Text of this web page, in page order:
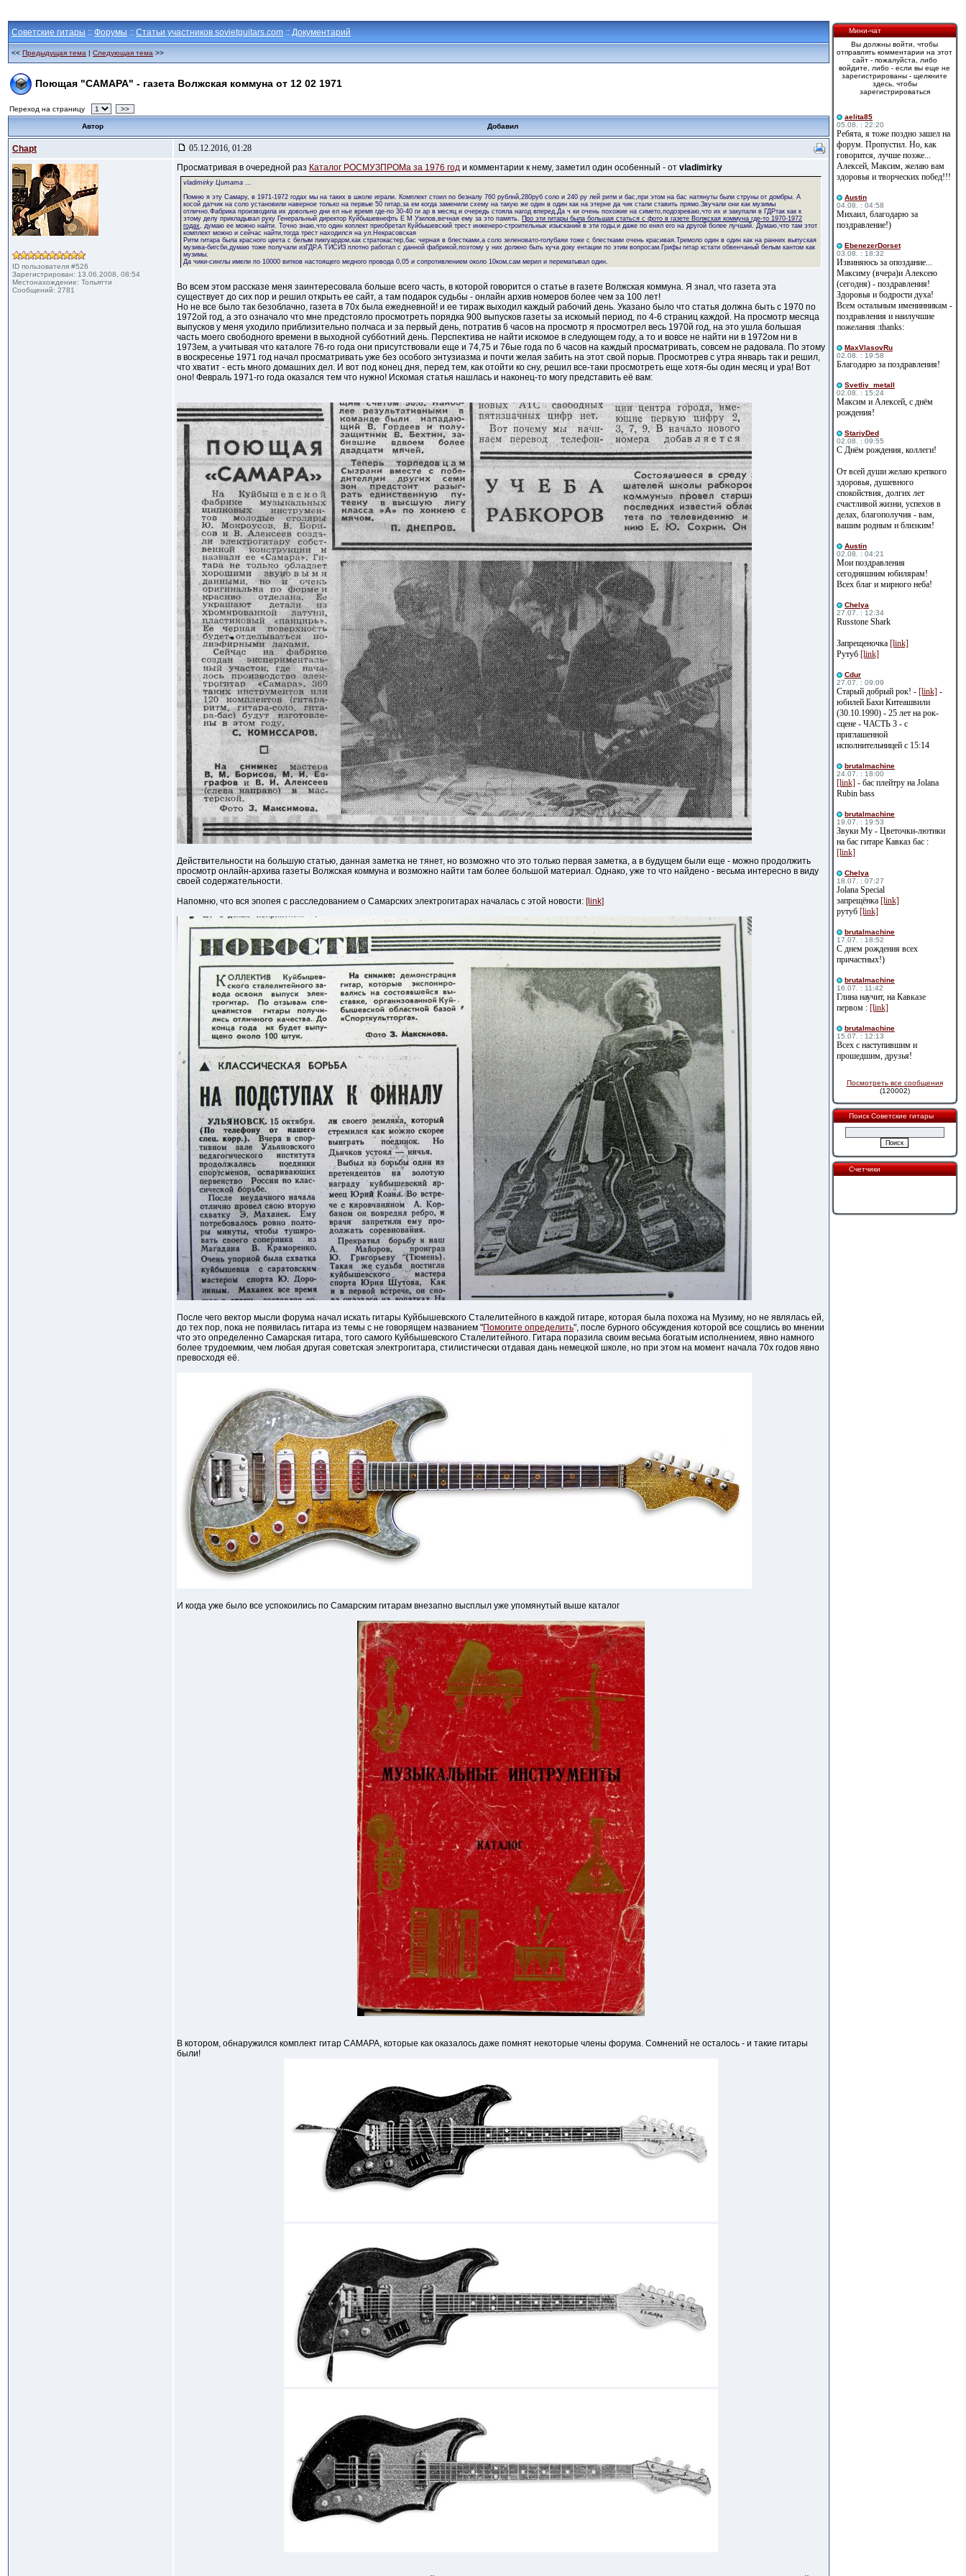
Советские гитары :: Форумы :: Статьи участников sovietguitars.com :: Документарий
<< Предыдущая тема | Следующая тема >>
Поющая "САМАРА" - газета Волжская коммуна от 12 02 1971
Переход на страницу >>
Автор Добавил
Chapt 05.12.2016, 01:28
ID пользователя #526
Зарегистрирован: 13.06.2008, 08:54
Местонахождение: Тольятти
Сообщений: 2781
Просматривая в очередной раз Каталог РОСМУЗПРОМа за 1976 год и комментарии к нему, заметил один особенный - от vladimirky
vladimirky Цитата ...
Помню я эту Самару, в 1971-1972 годах мы на таких в школе играли. Комплект стоил по безналу 760 рублнй,280руб соло и 240 ру лей ритм и бас,при этом на бас натянуты были струны от домбры. А
косой датчик на соло установили наверное только на первые 50 гитар,за ем когда заменили схему на такую же один в один как на этерне да чик стали ставить прямо.Звучали они как музимы
отлично.Фабрика производила их довольно дни ел нье время где-по 30-40 ги ар в месяц и очередь стояла нагод вперед,Да ч ки очень похожие на симето,подозреваю,что их и закупали в ГДРтак как к
этому делу прикладывал руку Генеральный директор Куйбышевнефть Е М Узилов,вечная ему за это память. Про эти гитары была большая статься с фото в газете Волжская коммуна где-то 1970-1972
годах, думаю ее можно найти. Точно знаю,что один коплект приобретал Куйбышевский трест инженеро-строительных изысканий в эти годы,и даже по енял его на другой более лучший. Думаю,что там этот
комплект можно и сейчас найти,тогда трест находился на ул.Некрасовская
Ритм гитара была красного цвета с белым пикгуардом,как стратокастер,бас черная в блестками,а соло зеленовато-голубаяи тоже с блестками очень красивая.Тремоло один в один как на ранних выпуская
музива-бигсби,думаю тоже получали изГДР.А ТИСИЗ плотно работал с данной фабрикой,поэтому у них должно быть куча доку ентации по этим вопросам.Грифы гитар кстати обвенчаный белым кантом как
музимы.
Да чики-синглы имели по 10000 витков настоящего медного провода 0,05 и сопротивлением около 10ком,сам мерил и перематывал один.
Во всем этом рассказе меня заинтересовала больше всего часть, в которой говорится о статье в газете Волжская коммуна. Я знал, что газета эта
существует до сих пор и решил открыть ее сайт, а там подарок судьбы - онлайн архив номеров более чем за 100 лет!
Но не все было так безоблачно, газета в 70х была ежедневной! и ее тираж выходил каждый рабочий день. Указано было что статья должна быть с 1970 по
1972ой год, а это означало что мне предстояло просмотреть порядка 900 выпусков газеты за искомый период, по 4-6 страниц каждой. На просмотр месяца
выпусков у меня уходило приблизительно полчаса и за первый день, потратив 6 часов на просмотр я просмотрел весь 1970й год, на это ушла большая
часть моего свободного времени в выходной субботний день. Перспектива не найти искомое в следующем году, а то и вовсе не найти ни в 1972ом ни в
1973ем, а учитывая что каталоге 76-го года они присутствовали еще и 74,75 и 76ые года по 6 часов на каждый просматривать, совсем не радовала. По этому
в воскресенье 1971 год начал просматривать уже без особого энтузиазма и почти желая забить на этот свой порыв. Просмотрев с утра январь так и решил,
что хватит - есть много домашних дел. И вот под конец дня, перед тем, как отойти ко сну, решил все-таки просмотреть еще хотя-бы один месяц и ура! Вот
оно! Февраль 1971-го года оказался тем что нужно! Искомая статья нашлась и наконец-то могу представить её вам:
Действительности на большую статью, данная заметка не тянет, но возможно что это только первая заметка, а в будущем были еще - можно продолжить
просмотр онлайн-архива газеты Волжская коммуна и возможно найти там более большой материал. Однако, уже то что найдено - весьма интересно в виду
своей содержательности.
Напомню, что вся эпопея с расследованием о Самарских электрогитарах началась с этой новости: [link]
После чего вектор мысли форума начал искать гитары Куйбышевского Сталелитейного в каждой гитаре, которая была похожа на Музиму, но не являлась ей,
до тех пор, пока не появилась гитара из темы с не говорящем названием "Помогите определить", после бурного обсуждения которой все сощлись во мнении
что это определенно Самарская гитара, того самого Куйбышевского Сталелитейного. Гитара поразила своим весьма богатым исполнением, явно намного
более трудоемким, чем любая другая советская электрогитара, стилистически отдавая дань немецкой школе, но при этом на момент начала 70х годов явно
превосходя её.
И когда уже было все успокоились по Самарским гитарам внезапно высплыл уже упомянутый выше каталог
В котором, обнаружился комплект гитар САМАРА, которые как оказалось даже помнят некоторые члены форума. Сомнений не осталось - и такие гитары
были!
Мини-чат
Вы должны войти, чтобы
отправлять комментарии на этот
сайт - пожалуйста, либо
войдите, либо - если вы еще не
зарегистрированы - щелкните
здесь, чтобы
зарегистрироваться
aelita85
05.08. : 22:20
Ребята, я тоже поздно зашел на
форум. Пропустил. Но, как
говорится, лучше позже...
Алексей, Максим, желаю вам
здоровья и творческих побед!!!
Austin
04.08. : 04:58
Михаил, благодарю за
поздравление!)
EbenezerDorset
03.08. : 18:32
Извиняюсь за опоздание...
Максиму (вчера)и Алексею
(сегодня) - поздравления!
Здоровья и бодрости духа!
Всем остальным именинникам -
поздравления и наилучшие
пожелания :thanks:
MaxVlasovRu
02.08. : 19:58
Благодарю за поздравления!
Svetliy_metall
02.08. : 15:24
Максим и Алексей, с днём
рождения!
StariyDed
02.08. : 09:55
С Днём рождения, коллеги!
От всей души желаю крепкого
здоровья, душевного
спокойствия, долгих лет
счастливой жизни, успехов в
делах, благополучия - вам,
вашим родным и близким!
Austin
02.08. : 04:21
Мои поздравления
сегодняшним юбилярам!
Всех благ и мирного неба!
Сhelya
27.07. : 12:34
Russtone Shark
Запрещеночка [link]
Рутуб [link]
Cdur
27.07. : 09:09
Старый добрый рок! - [link] -
юбилей Бахи Китеашвили
(30.10.1990) - 25 лет на рок-
сцене - ЧАСТЬ 3 - с
приглашенной
исполнительницей с 15:14
brutalmachine
24.07. : 18:00
[link] - бас плейтру на Jolana
Rubin bass
brutalmachine
19.07. : 19:53
Звуки Му - Цветочки-лютики
на бас гитаре Кавказ бас :
[link]
Сhelya
18.07. : 07:27
Jolana Special
запрещёнка [link]
рутуб [link]
brutalmachine
17.07. : 18:52
С днем рождения всех
причастных!)
brutalmachine
16.07. : 11:42
Глина научит, на Кавказе
первом : [link]
brutalmachine
15.07. : 12:13
Всех с наступившим и
прошедшим, друзья!
Посмотреть все сообщения
(120002)
Поиск Советские гитары
Счетчики